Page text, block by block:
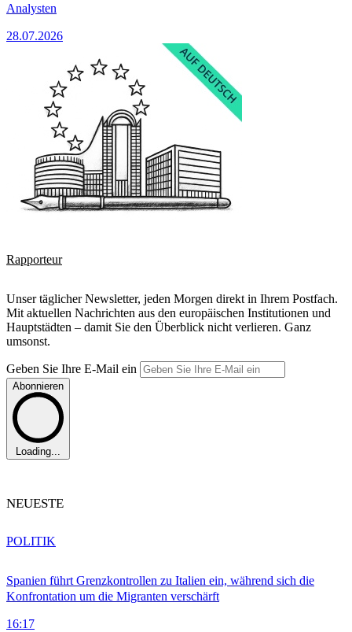
Analysten
28.07.2026
Rapporteur
Unser täglicher Newsletter, jeden Morgen direkt in Ihrem Postfach.
Mit aktuellen Nachrichten aus den europäischen Institutionen und
Hauptstädten – damit Sie den Überblick nicht verlieren. Ganz
umsonst.
Geben Sie Ihre E-Mail ein
Abonnieren
Loading...
NEUESTE
Spanien führt Grenzkontrollen zu Italien ein, während sich die
Konfrontation um die Migranten verschärft
16:17
POLITIK